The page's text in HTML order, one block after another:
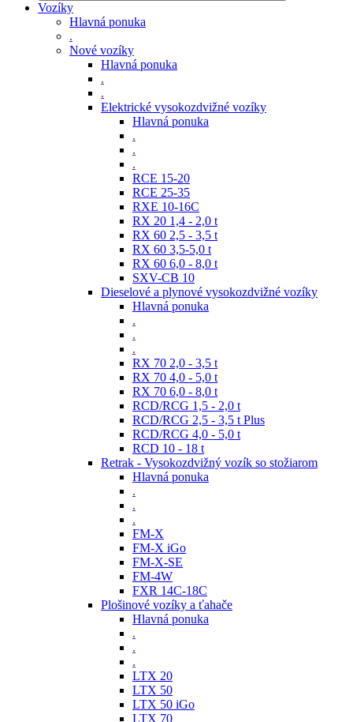
Vozíky
Hlavná ponuka
.
Nové vozíky
Hlavná ponuka
.
.
Elektrické vysokozdvižné vozíky
Hlavná ponuka
.
.
.
RCE 15-20
RCE 25-35
RXE 10-16C
RX 20 1,4 - 2,0 t
RX 60 2,5 - 3,5 t
RX 60 3,5-5,0 t
RX 60 6,0 - 8,0 t
SXV-CB 10
Dieselové a plynové vysokozdvižné vozíky
Hlavná ponuka
.
.
.
RX 70 2,0 - 3,5 t
RX 70 4,0 - 5,0 t
RX 70 6,0 - 8,0 t
RCD/RCG 1,5 - 2,0 t
RCD/RCG 2,5 - 3,5 t Plus
RCD/RCG 4,0 - 5,0 t
RCD 10 - 18 t
Retrak - Vysokozdvižný vozík so stožiarom
Hlavná ponuka
.
.
.
FM-X
FM-X iGo
FM-X-SE
FM-4W
FXR 14C-18C
Plošinové vozíky a ťahače
Hlavná ponuka
.
.
.
LTX 20
LTX 50
LTX 50 iGo
LTX 70